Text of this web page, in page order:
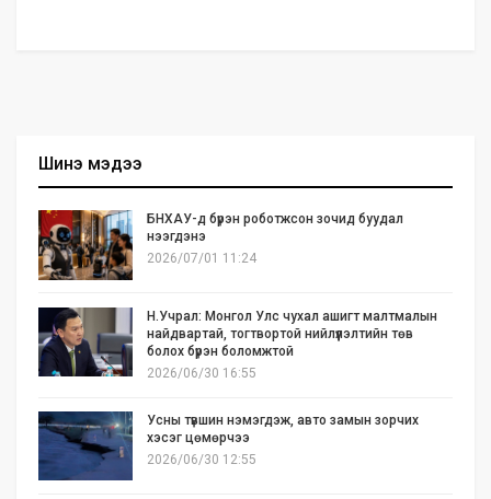
Шинэ мэдээ
БНХАУ-д бүрэн роботжсон зочид буудал
нээгдэнэ
2026/07/01 11:24
Н.Учрал: Монгол Улс чухал ашигт малтмалын
найдвартай, тогтвортой нийлүүлэлтийн төв
болох бүрэн боломжтой
2026/06/30 16:55
Усны түвшин нэмэгдэж, авто замын зорчих
хэсэг цөмөрчээ
2026/06/30 12:55